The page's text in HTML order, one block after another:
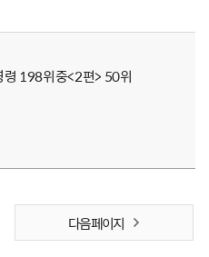
198위중<2편> 50위
다음 페이지